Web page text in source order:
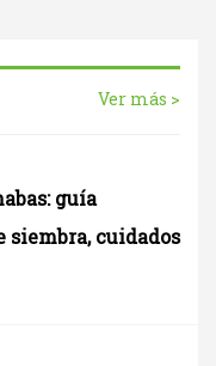
Ver más >
guía
siembra, cuidados